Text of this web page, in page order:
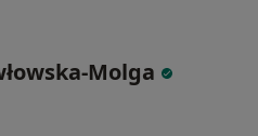
Molga